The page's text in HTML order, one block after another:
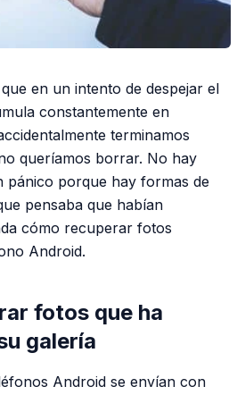
en un intento de despejar el
constantemente en
terminamos
queríamos borrar. No hay
pánico porque hay formas de
pensaba que habían
cómo recuperar fotos
Android.
fotos que ha
galería
Android se envían con